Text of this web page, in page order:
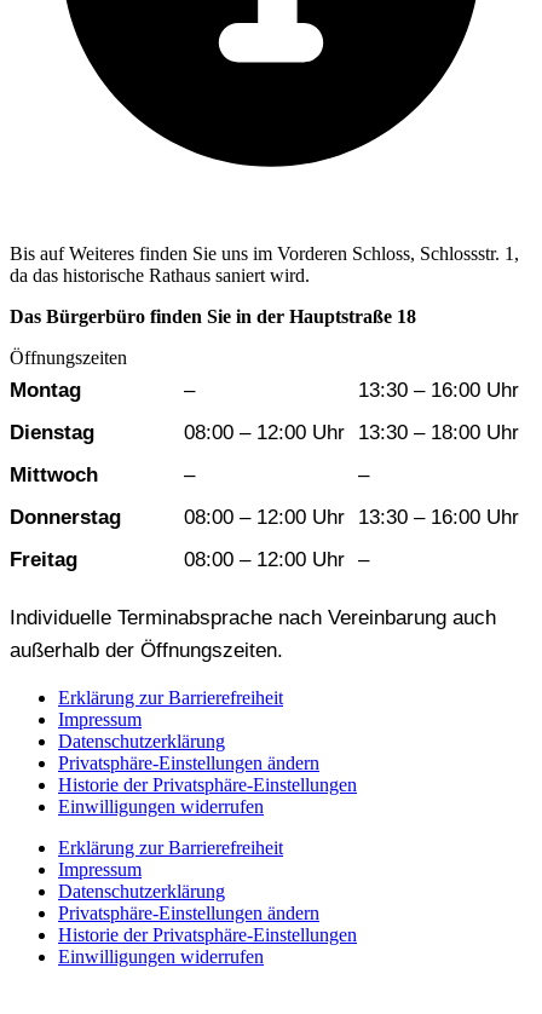
Bis auf Weiteres finden Sie uns im Vorderen Schloss, Schlossstr. 1,
da das historische Rathaus saniert wird.
Das Bürgerbüro finden Sie in der Hauptstraße 18
Öffnungszeiten
Wochentag Vormittag
Montag –
13:30 – 16:00 Uhr
Dienstag
08:00 – 12:00 Uhr
13:30 – 18:00 Uhr
Mittwoch
–
–
Donnerstag
08:00 – 12:00 Uhr
13:30 – 16:00 Uhr
Freitag
08:00 – 12:00 Uhr –
Individuelle Terminabsprache nach Vereinbarung auch
außerhalb der Öffnungszeiten.
Erklärung zur Barrierefreiheit
Impressum
Datenschutzerklärung
Privatsphäre-Einstellungen ändern
Historie der Privatsphäre-Einstellungen
Einwilligungen widerrufen
Erklärung zur Barrierefreiheit
Impressum
Datenschutzerklärung
Privatsphäre-Einstellungen ändern
Historie der Privatsphäre-Einstellungen
Einwilligungen widerrufen